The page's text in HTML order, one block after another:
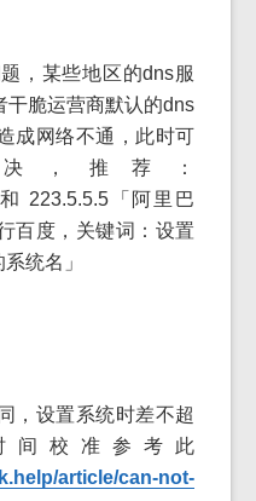
，某些地区的dns服
干脆运营商默认的dns
成网络不通，此时可
，推荐：
223.5.5.5「阿里巴
百度，关键词：设置
统名」
，设置系统时差不超
间校准参考此
article/can-not-